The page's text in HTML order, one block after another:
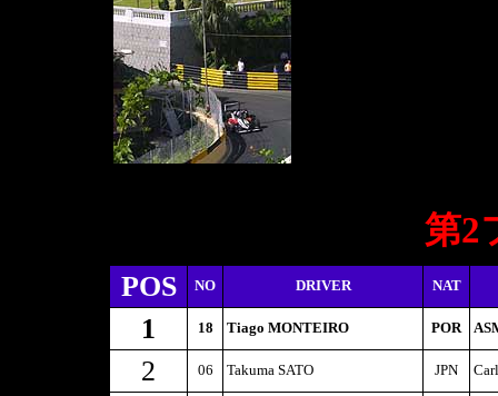
第2
POS NO DRIVER NAT
1 18 Tiago MONTEIRO POR
2 06 Takuma SATO JPN